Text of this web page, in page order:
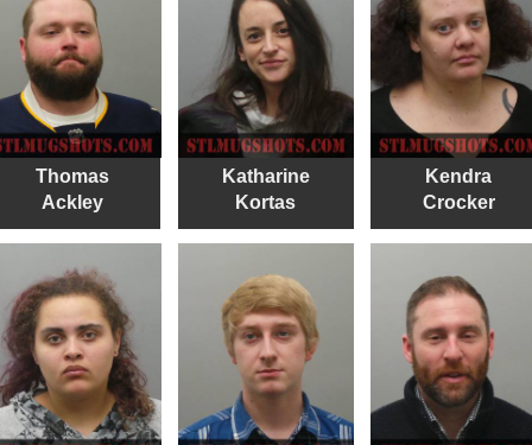
Thomas
Ackley
Katharine
Kortas
Kendra
Crocker